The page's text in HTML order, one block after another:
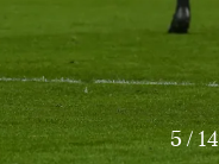
6/14